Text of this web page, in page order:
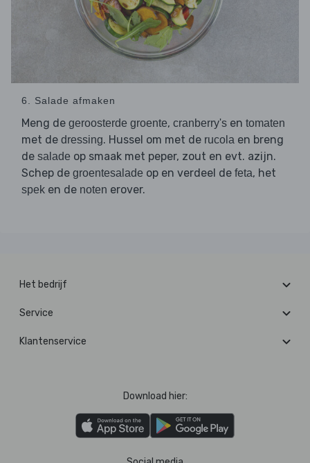
6. Salade afmaken
Meng de geroosterde groente, cranberry's en tomaten
met de dressing. Hussel om met de rucola en breng
de salade op smaak met peper, zout en evt. azijn.
Schep de groentesalade op en verdeel de feta, het
spek en de noten erover.
Het bedrijf
Service
Klantenservice
Download hier: